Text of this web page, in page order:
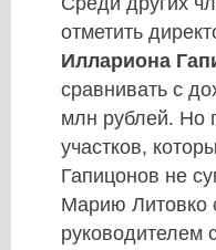
отметить
Иллариона
сравнивать с
млн рублей. Но
участков,
Гапицонов не
Марию Литовко
руководителем